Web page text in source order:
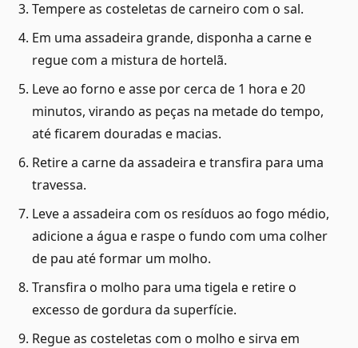
Tempere as costeletas de carneiro com o sal.
Em uma assadeira grande, disponha a carne e
regue com a mistura de hortelã.
Leve ao forno e asse por cerca de 1 hora e 20
minutos, virando as peças na metade do tempo,
até ficarem douradas e macias.
Retire a carne da assadeira e transfira para uma
travessa.
Leve a assadeira com os resíduos ao fogo médio,
adicione a água e raspe o fundo com uma colher
de pau até formar um molho.
Transfira o molho para uma tigela e retire o
excesso de gordura da superfície.
Regue as costeletas com o molho e sirva em